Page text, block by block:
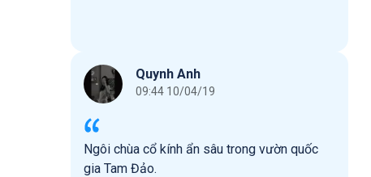
Quynh Anh
09:44 10/04/19
Ngôi chùa cổ kính ẩn sâu trong vườn quốc
gia Tam Đảo.